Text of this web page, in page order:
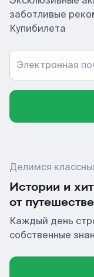
заботливые
Купибилета
Электронная
Делимся
Истории и
от
Каждый день
собственные